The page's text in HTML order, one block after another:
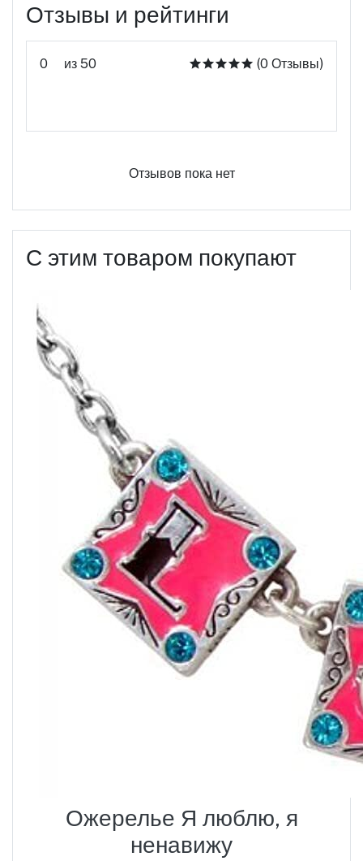
Отзывы и рейтинги
0 из 50 (0 Отзывы)
Отзывов пока нет
С этим товаром покупают
Ожерелье Я люблю, я
ненавижу